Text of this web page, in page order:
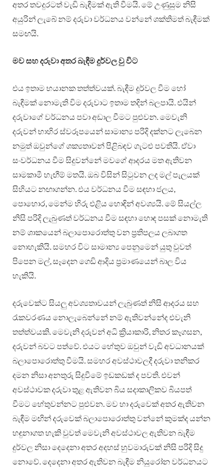
අතර තවදුරටත් වැඩි බැඳීමක් ඇති වීමයි. මේ උණුසුම නිසි
අයුරින් ලැබේ නම් දරුවා වර්ධනය වන්නේ ශක්තිමත් බැඳීමක්
සමඟයි.
මව සහ දරුවා අතර බැඳීම දුර්වල වු විට
එය ඉතාම භයානක තත්ත්වයක්. බැඳීම දුර්වල වීම හෝ
බැඳීමක් නොමැති විම දරුවාට ඉතාම තදින් බලපායි. එයින්
දරුවාගේ වර්ධනය පවා අඩාල වීමට පුළුවන. මෙවැනි
දරුවන් භාහිර ස්වරූපයෙන් සාමාන්‍ය පරිදි දක්නට ලැබෙන
නමුත් ඔවුන්ගේ ශක්‍යතාවන් පිළිබඳව ගැටළු පවතියි. ඒවා
සංවර්ධනය වීම සිදුවන්නේ මවගේ ආදරය මත ඇතිවන
සාමකාමී හැඟීම් මතයි. ඔබ විසින් සිටුවන ලද මල් පැලයක්
සිහියට නඟාගන්න. එය වර්ධනය වීම සඳහා ජලය,
පොහොර, මෙන්ම හිරු එළිය හොඳින් අවශ්‍යයි. මේ සියල්ල
නිසි පරිදි ලැබුණත් වර්ධනය වීම සඳහා හොඳ පසක් නොමැති
නම් ශාකයෙන් බලාපොරොත්තු වන ප්‍රතිපලය ලබාගත
නොහැකියි. සමහර විට සාමාන්‍ය පෙනුමෙන් යුතු වුවත්
පිපෙන මල්, සෑදෙන ගෙඩි ආදිය ප්‍රමාණයෙන් බාල විය
හැකියි.
දරුවෙක්ට සියලු අවශ්‍යතාවයන් ලැබුණත් නිසි ආදරය සහ
රැකවරණය නොලැබෙන්නේ නම් ඇතිවන්නේද එවැනි
තත්ත්වයකි. මෙවැනි දරුවන් අධි ක්‍රියාකාරි, නිතර කෑගසන,
දරුවන් බවට පත්වේ. එයට හේතුව ඔවුන් වැඩි අවධානයක්
බලාපොරොත්තු වීමයි. සමහර අවස්ථාවලදී දරුවා තනිකර
දමන නිසා අනතුරු සිදුවීමේ ඉඩකඩක් ද පවති. එවන්
අවස්ථාවක දරුවා තුළ ඇතිවන බිය සදාකාලිකව බියපත්
වීමට හේතුවන්නට පුළුවන. මව හා දරුවෙක් අතර ඇතිවන
බැඳීම මඟින් දරුවෙක් බලාපොරොත්තු වන්නේ කුමක්ද යන්න
හඳුනාගත හැකි වුවත් මෙවැනි අවස්ථාවල ඇතිවන බැඳීම
දුර්වල නිසා දෙදෙනා අතර අදහස් හුවමාරුවක් නිසි පරිදි සිදු
නොවේ. දෙදෙනා අතර ඇතිවන බැඳීම නියුරෝන වර්ධනයට